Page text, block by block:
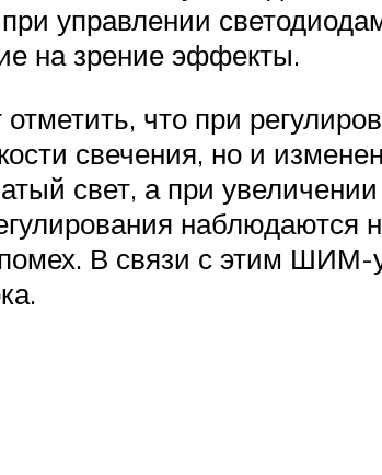
управлении
на зрение эффекты.
что при
свечения, но и
свет, а при
наблюдаются
В связи с этим ШИМ-